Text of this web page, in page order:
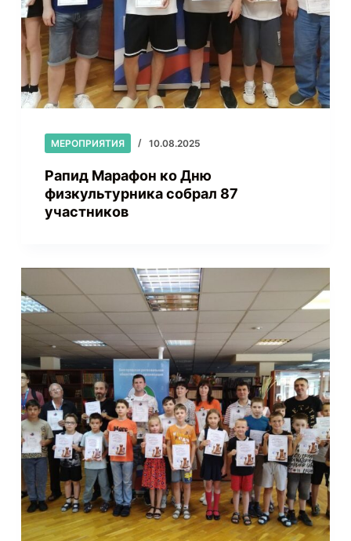
МЕРОПРИЯТИЯ 10.08.2025
Рапид Марафон ко Дню
физкультурника собрал 87
участников